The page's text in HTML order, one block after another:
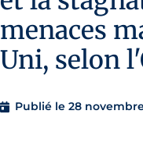
menaces
Uni, selon
Publié le 28